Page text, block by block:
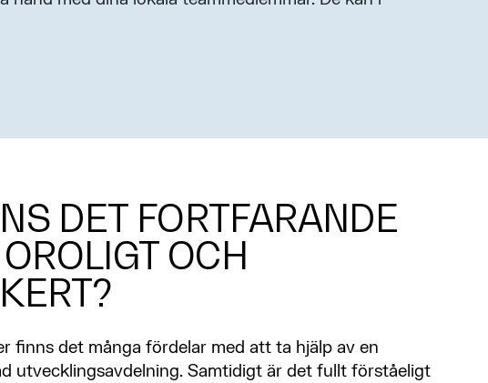
DET FORTFARANDE
OCH
finns det många fördelar med att ta hjälp av en
utvecklingsavdelning. Samtidigt är det fullt förståeligt